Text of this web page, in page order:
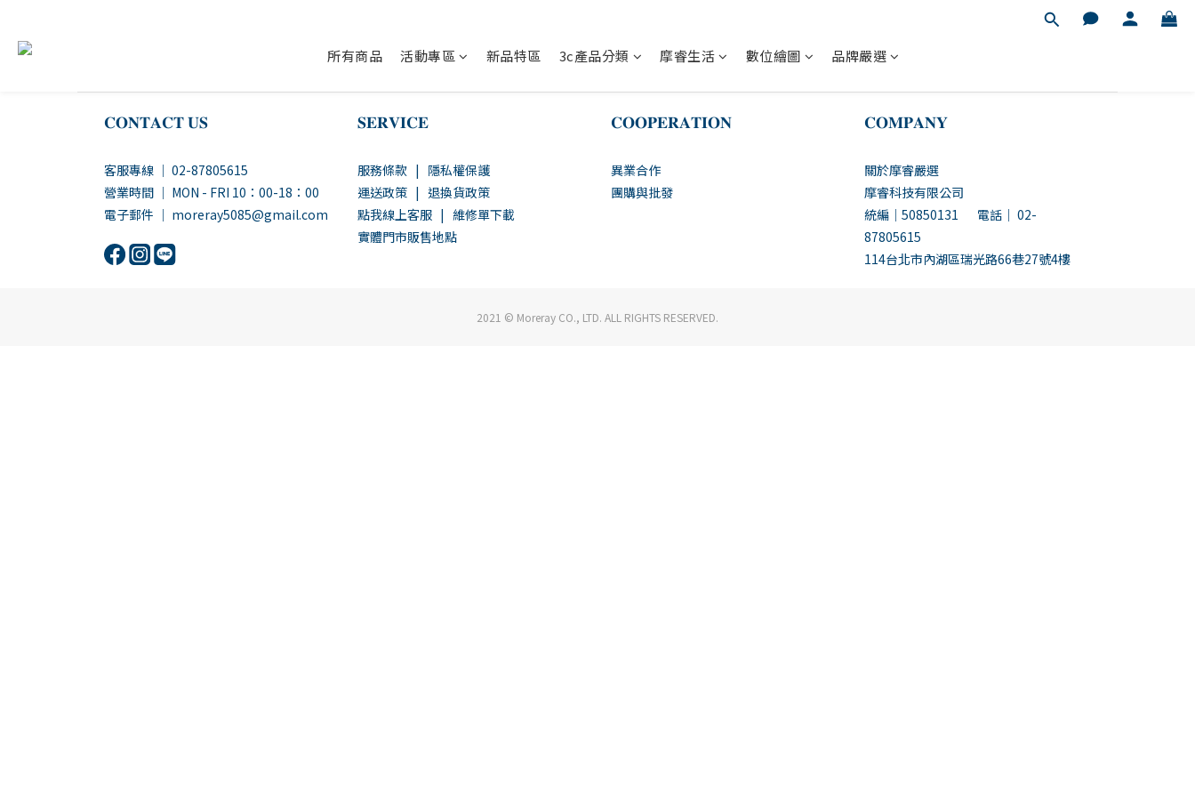
所有商品 活動專區 新品特區 3c產品分類 摩睿生活 數位繪圖 品牌嚴選
𝐂𝐎𝐍𝐓𝐀𝐂𝐓 𝐔𝐒
客服專線 ｜ 02-87805615
營業時間 ｜ MON - FRI 10：00-18：00
電子郵件 ｜ moreray5085@gmail.com
𝐒𝐄𝐑𝐕𝐈𝐂𝐄
服務條款 | 隱私權保護
運送政策 | 退換貨政策
點我線上客服 | 維修單下載
實體門市販售地點
𝐂𝐎𝐎𝐏𝐄𝐑𝐀𝐓𝐈𝐎𝐍
異業合作
團購與批發
𝐂𝐎𝐌𝐏𝐀𝐍𝐘
關於摩睿嚴選
摩睿科技有限公司
統編｜50850131 電話｜ 02-
87805615
114台北市內湖區瑞光路66巷27號4樓
2021 © Moreray CO., LTD. ALL RIGHTS RESERVED.